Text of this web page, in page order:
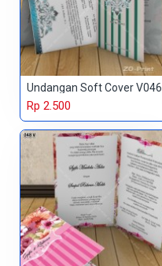
Undangan Soft Cover V046
Rp 2.500